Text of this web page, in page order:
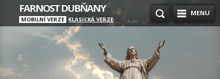
MENU
FARNOST DUBŇANY
MOBILNÍ VERZE KLASICKÁ VERZE